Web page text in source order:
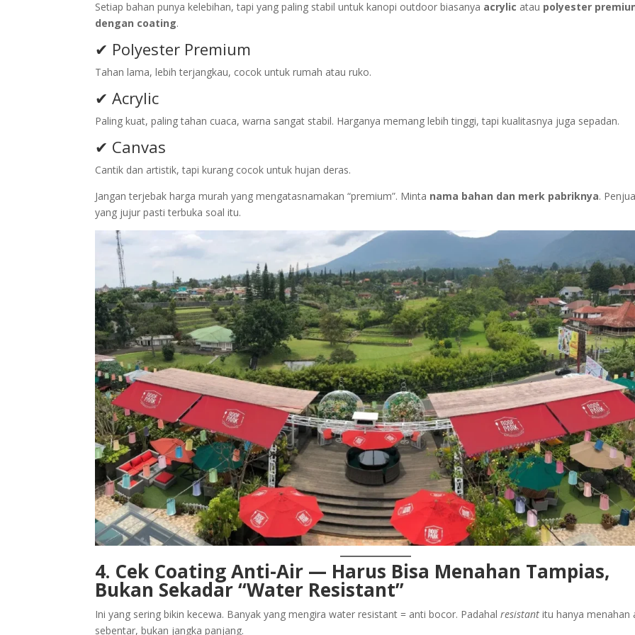
Setiap bahan punya kelebihan, tapi yang paling stabil untuk kanopi outdoor biasanya acrylic atau polyester
dengan coating.
✔ Polyester Premium
Tahan lama, lebih terjangkau, cocok untuk rumah atau ruko.
✔ Acrylic
Paling kuat, paling tahan cuaca, warna sangat stabil. Harganya memang lebih tinggi, tapi kualitasnya juga sepadan.
✔ Canvas
Cantik dan artistik, tapi kurang cocok untuk hujan deras.
Jangan terjebak harga murah yang mengatasnamakan “premium”. Minta nama bahan dan merk pabriknya.
yang jujur pasti terbuka soal itu.
4. Cek Coating Anti-Air — Harus Bisa Menahan Tampias,
Bukan Sekadar “Water Resistant”
Ini yang sering bikin kecewa. Banyak yang mengira water resistant = anti bocor. Padahalresistant itu hanya menahan
sebentar, bukan jangka panjang.